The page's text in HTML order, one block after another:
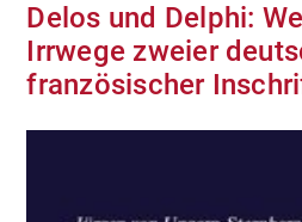
Delos und Delphi:
Irrwege zweier
französischer